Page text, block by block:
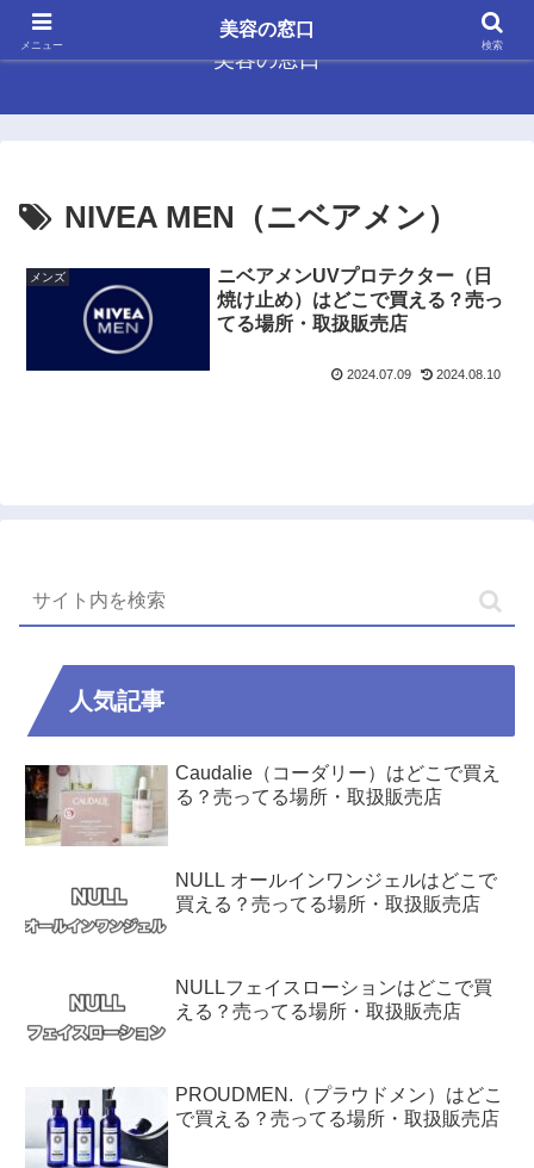
美容の窓口
NIVEA MEN（ニベアメン）
メンズ
ニベアメンUVプロテクター（日
焼け止め）はどこで買える？売っ
てる場所・取扱販売店
2024.07.09 2024.08.10
人気記事
Caudalie（コーダリー）はどこで買え
る？売ってる場所・取扱販売店
NULL オールインワンジェルはどこで
買える？売ってる場所・取扱販売店
NULLフェイスローションはどこで買
える？売ってる場所・取扱販売店
PROUDMEN.（プラウドメン）はどこ
で買える？売ってる場所・取扱販売店
メニュー
美容の窓口
検索